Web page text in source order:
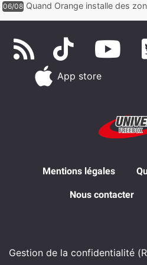
06/08 Quand Orange installe des
App store
Mentions légales
Nous contacter
Gestion de la confidentialité